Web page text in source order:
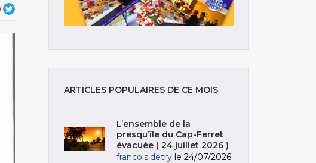
ARTICLES POPULAIRES DE CE MOIS
L’ensemble de la
presqu’île du Cap-Ferret
évacuée ( 24 juillet 2026 )
francois.detry le 24/07/2026